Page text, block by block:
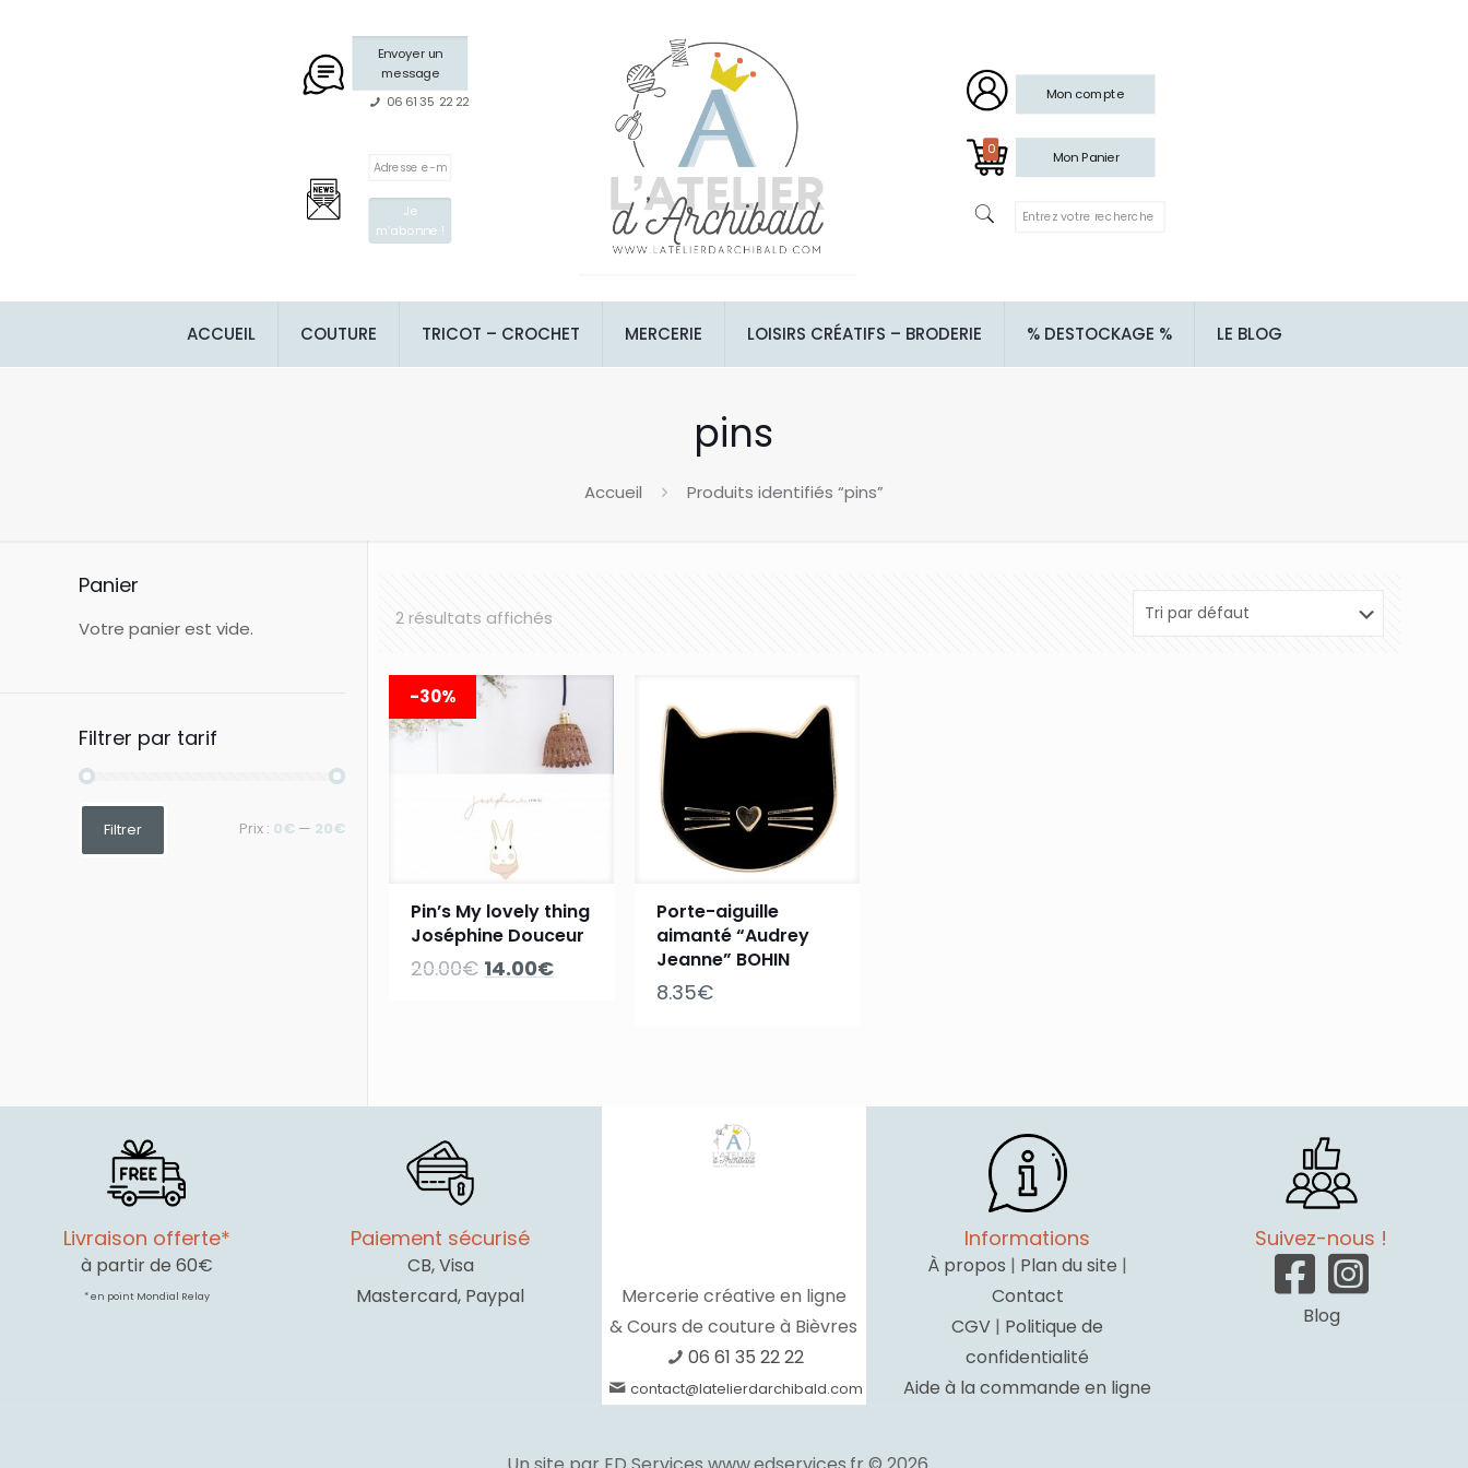
Envoyer un
message
06 61 35 22 22
Mon compte
0 Mon Panier
ACCUEIL COUTURE TRICOT – CROCHET MERCERIE LOISIRS CRÉATIFS – BRODERIE % DESTOCKAGE % LE BLOG
pins
Accueil Produits identifiés “pins”
2 résultats affichés
-30%
Pin’s My lovely thing
Joséphine Douceur
20.00€ Le
14.00€Le
Porte-aiguille
aimanté “Audrey
Jeanne” BOHIN
8.35€
Panier
Votre panier est vide.
Filtrer par tarif
Filtrer Prix : 0€ — 20€
Livraison offerte*
à partir de 60€
* en point Mondial Relay
Paiement sécurisé
CB, Visa
Mastercard, Paypal
Mercerie créative en ligne
& Cours de couture à Bièvres
06 61 35 22 22
contact@latelierdarchibald.com
Informations
À propos | Plan du site |
Contact
CGV | Politique de
confidentialité
Aide à la commande en ligne
Suivez-nous !
Blog